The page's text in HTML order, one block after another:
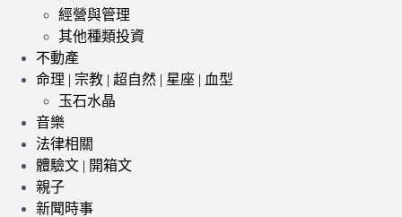
經營與管理
其他種類投資
不動產
命理 | 宗教 | 超自然 | 星座 | 血型
玉石水晶
音樂
法律相關
體驗文 | 開箱文
親子
新聞時事